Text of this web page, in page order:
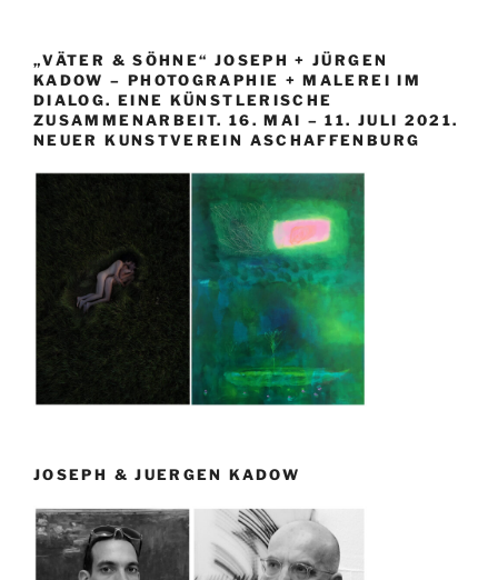
„VÄTER & SÖHNE“ JOSEPH + JÜRGEN
KADOW – PHOTOGRAPHIE + MALEREI IM
DIALOG. EINE KÜNSTLERISCHE
ZUSAMMENARBEIT. 16. MAI – 11. JULI 2021.
NEUER KUNSTVEREIN ASCHAFFENBURG
JOSEPH & JUERGEN KADOW